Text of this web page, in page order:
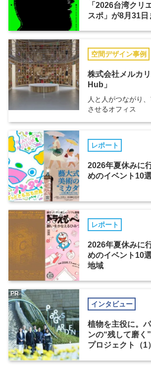
「2026台湾クリ
スポ」が8月31日
空間デザイン事例
株式会社メルカ
Hub」
人と人がつながり
させるオフィス
レポート
2026年夏休みに
めのイベント10
レポート
2026年夏休みに
めのイベント10
地域
インタビュー
植物を主役に。
ンの“残して磨く
プロジェクト（1）
PR